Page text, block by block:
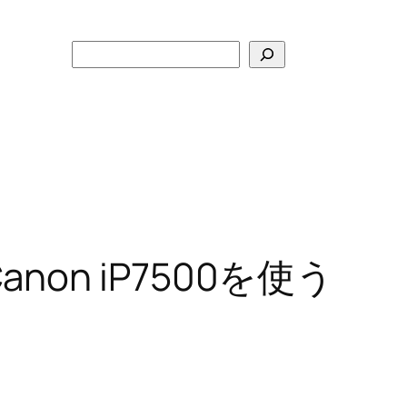
索
iP7500を使う